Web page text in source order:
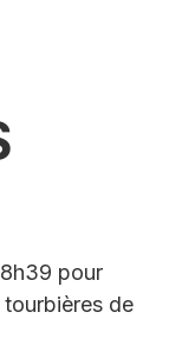
pour
de